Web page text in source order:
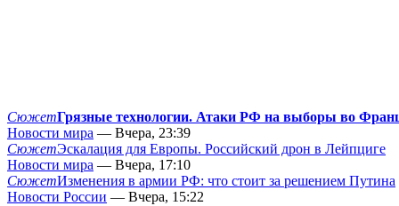
СюжетГрязные технологии. Атаки РФ на выборы во
Новости мира — Вчера, 23:39
СюжетЭскалация для Европы. Российский дрон в Лейпциге
Новости мира — Вчера, 17:10
СюжетИзменения в армии РФ: что стоит за решением Путина
Новости России — Вчера, 15:22